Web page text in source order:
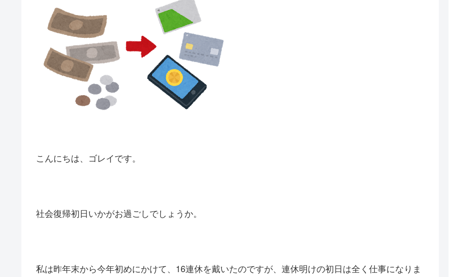
こんにちは、ゴレイです。
社会復帰初日いかがお過ごしでしょうか。
私は昨年末から今年初めにかけて、16連休を戴いたのですが、連休明けの初日は全く仕事になりま